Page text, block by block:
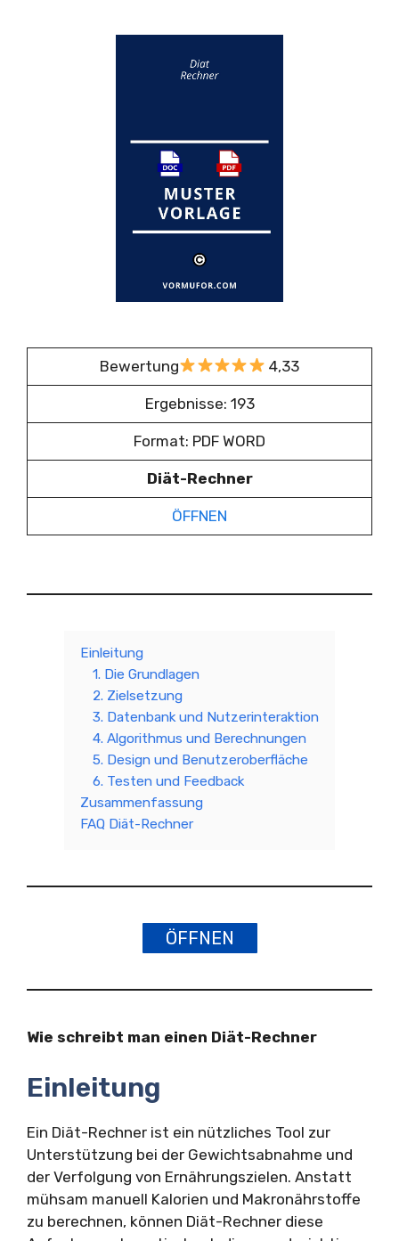
Bewertung 4,33
Ergebnisse: 193
Format: PDF WORD
Diät-Rechner
ÖFFNEN
Einleitung
1. Die Grundlagen
2. Zielsetzung
3. Datenbank und Nutzerinteraktion
4. Algorithmus und Berechnungen
5. Design und Benutzeroberfläche
6. Testen und Feedback
Zusammenfassung
FAQ Diät-Rechner
ÖFFNEN
Wie schreibt man einen Diät-Rechner
Einleitung
Ein Diät-Rechner ist ein nützliches Tool zur
Unterstützung bei der Gewichtsabnahme und
der Verfolgung von Ernährungszielen. Anstatt
mühsam manuell Kalorien und Makronährstoffe
zu berechnen, können Diät-Rechner diese